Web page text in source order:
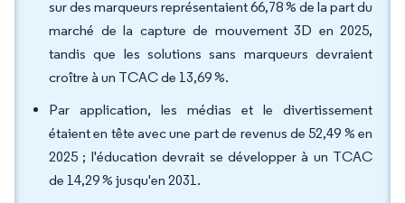
sur des marqueurs représentaient 66,78 % de la part du
marché de la capture de mouvement 3D en 2025,
tandis que les solutions sans marqueurs devraient
croître à un TCAC de 13,69 %.
Par application, les médias et le divertissement
étaient en tête avec une part de revenus de 52,49 % en
2025 ; l'éducation devrait se développer à un TCAC
de 14,29 % jusqu'en 2031.